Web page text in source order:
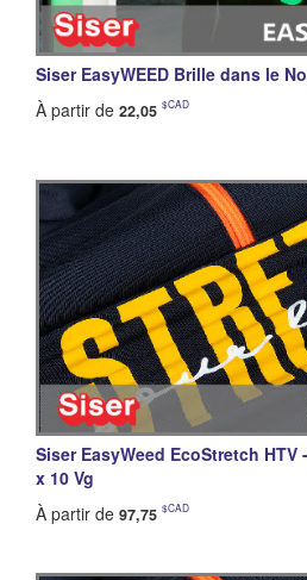
Siser EasyWEED Brille dans le
À partir de 22,05 $CAD
Siser EasyWeed EcoStretch
x 10 Vg
À partir de 97,75 $CAD